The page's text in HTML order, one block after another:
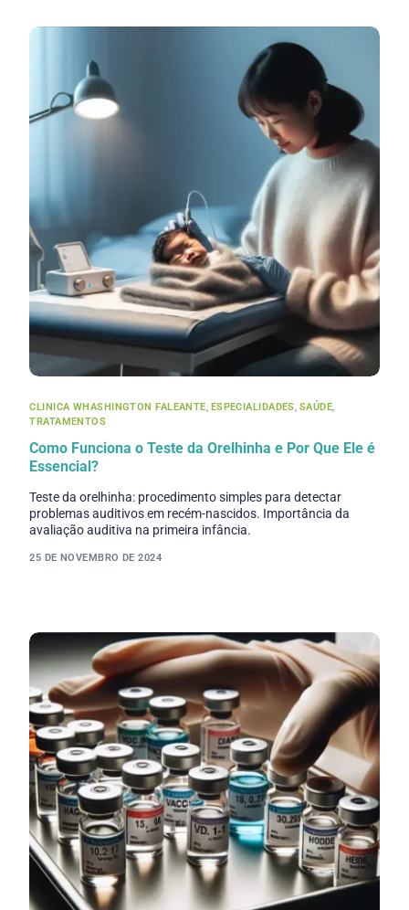
CLINICA WHASHINGTON FALEANTE, ESPECIALIDADES, SAÚDE,
TRATAMENTOS
Como Funciona o Teste da Orelhinha e Por Que Ele é
Essencial?
Teste da orelhinha: procedimento simples para detectar
problemas auditivos em recém-nascidos. Importância da
avaliação auditiva na primeira infância.
25 DE NOVEMBRO DE 2024